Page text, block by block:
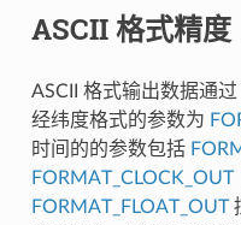
ASCII 格式精度
ASCII 格式输出数据通
经纬度格式的参数为
时间的的参数包括
FORMAT_CLOCK_OUT
FORMAT_FLOAT_OUT